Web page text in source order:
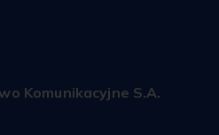
Komunikacyjne S.A.